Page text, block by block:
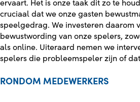
ervaart. Het is onze taak dit zo te
cruciaal dat we onze gasten
speelgedrag. We investeren daarom
bewustwording van onze spelers,
als online. Uiteraard nemen we
spelers die probleemspeler zijn of
RONDOM MEDEWERKERS